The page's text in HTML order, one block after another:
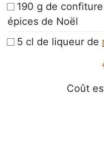
190 g de
épices de Noël
5 cl de liqueur de
Coût